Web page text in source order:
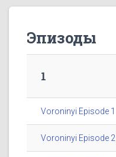
Эпизоды
1
Voroninyi Episode
Voroninyi Episode